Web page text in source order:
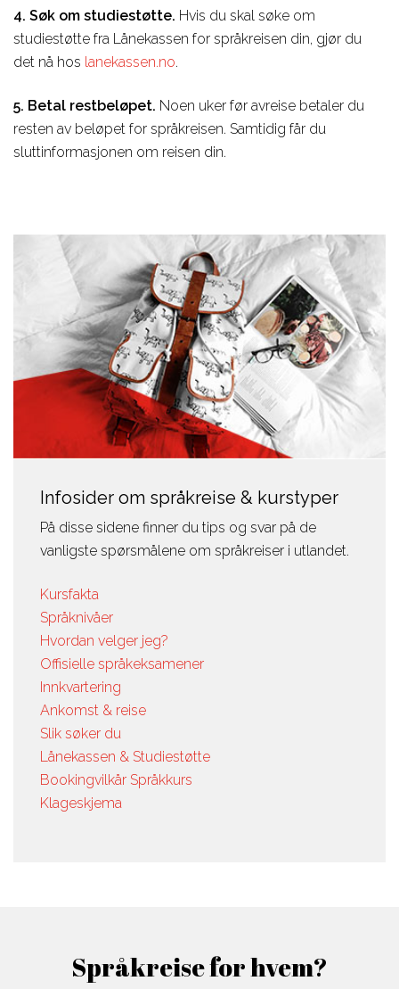
4. Søk om studiestøtte. Hvis du skal søke om
studiestøtte fra Lånekassen for språkreisen din, gjør du
det nå hos lanekassen.no.
5. Betal restbeløpet. Noen uker før avreise betaler du
resten av beløpet for språkreisen. Samtidig får du
sluttinformasjonen om reisen din.
Infosider om språkreise & kurstyper
På disse sidene finner du tips og svar på de
vanligste spørsmålene om språkreiser i utlandet.
Kursfakta
Språknivåer
Hvordan velger jeg?
Offisielle språkeksamener
Innkvartering
Ankomst & reise
Slik søker du
Lånekassen & Studiestøtte
Bookingvilkår Språkkurs
Klageskjema
Språkreise for hvem?